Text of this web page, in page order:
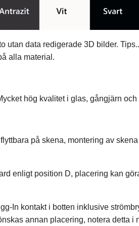
utan data redigerade 3D bilder.
alla material.
hög kvalitet i glas, gångjärn och
på skena, montering av
enligt position D, placering kan
In kontakt i botten inklusive
annan placering, notera detta i